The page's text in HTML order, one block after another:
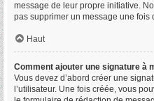
message de leur propre initiative.
pas supprimer un message une fois
Haut
Comment ajouter une signature à
Vous devez d’abord créer une
l’utilisateur. Une fois créée, vous